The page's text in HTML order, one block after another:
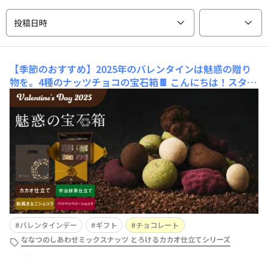
投稿日時
【季節のおすすめ】2025年のバレンタインは魅惑の贈り
物を。4種のナッツチョコの宝石箱🍫 こんにちは！スタッ
フのせごどんです。みなさんは普段、バレンタインは何を
ご準備されていますか？自分はいつもバレンタインに妻に
何か渡しているので、2025年もどうしようか早くも迷走
中です🤔タマチャンショップでは早くも予約販売がスター
トしました！2025年は人気のナッツチョコレート4種類を
贅沢セットに🍫カ
バレンタインデー ギフト
チョコレート
ななつのしあわせミックスナッツ とろけるカカオ仕立てシリーズ